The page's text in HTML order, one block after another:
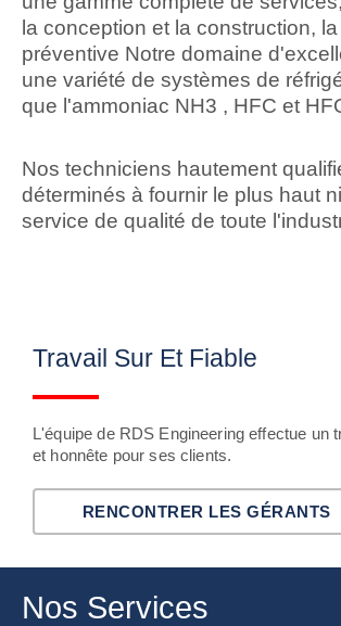
la conception et la construction,
préventive Notre domaine
une variété de systèmes de
que l'ammoniac NH3 , HFC et
Nos techniciens hautement
déterminés à fournir le plus haut
service de qualité de toute
Travail Sur Et Fiable
L'équipe de RDS Engineering effectue un
et honnête pour ses clients.
RENCONTRER LES GÉRANTS
Nos Services